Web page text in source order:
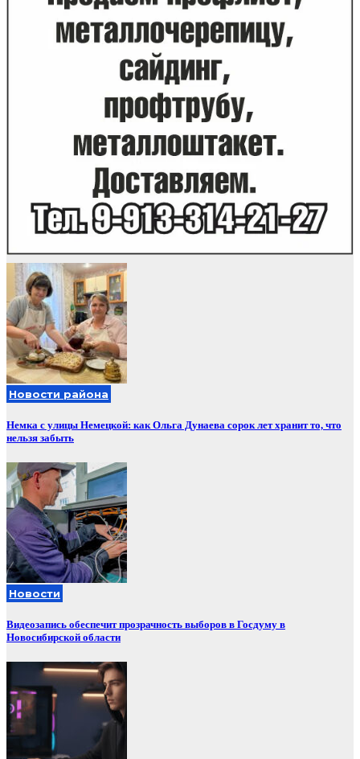
Новости района
Немка с улицы Немецкой: как Ольга Дунаева сорок лет хранит то, что
нельзя забыть
Новости
Видеозапись обеспечит прозрачность выборов в Госдуму в
Новосибирской области